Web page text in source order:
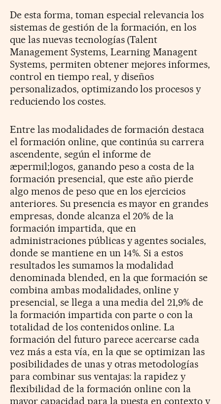
De esta forma, toman especial relevancia los
sistemas de gestión de la formación, en los
que las nuevas tecnologías (Talent
Management Systems, Learning Managent
Systems, permiten obtener mejores informes,
control en tiempo real, y diseños
personalizados, optimizando los procesos y
reduciendo los costes.
Entre las modalidades de formación destaca
el formación online, que continúa su carrera
ascendente, según el informe de
æpermil;logos, ganando peso a costa de la
formación presencial, que este año pierde
algo menos de peso que en los ejercicios
anteriores. Su presencia es mayor en grandes
empresas, donde alcanza el 20% de la
formación impartida, que en
administraciones públicas y agentes sociales,
donde se mantiene en un 14%. Si a estos
resultados les sumamos la modalidad
denominada blended, en la que formación se
combina ambas modalidades, online y
presencial, se llega a una media del 21,9% de
la formación impartida con parte o con la
totalidad de los contenidos online. La
formación del futuro parece acercarse cada
vez más a esta vía, en la que se optimizan las
posibilidades de unas y otras metodologías
para combinar sus ventajas: la rapidez y
flexibilidad de la formación online con la
mayor capacidad para la puesta en contexto y